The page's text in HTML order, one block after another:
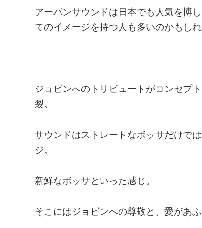
アーバンサウンドは日本でも人気を博
てのイメージを持つ人も多いのかもしれ
ジョビンへのトリビュートがコンセプ
裂。
サウンドはストレートなボッサだけで
ジ。
新鮮なボッサといった感じ。
そこにはジョビンへの尊敬と、愛があ